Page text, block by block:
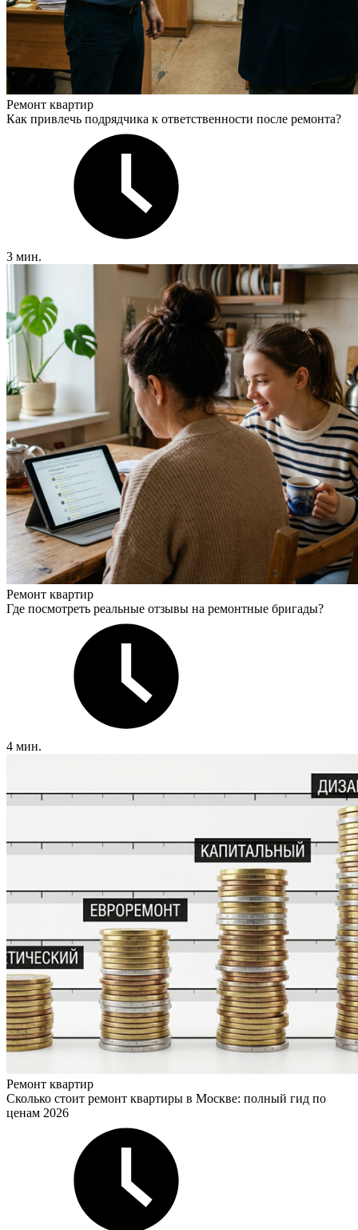
Ремонт квартир
Как привлечь подрядчика к ответственности после ремонта?
3 мин.
Ремонт квартир
Где посмотреть реальные отзывы на ремонтные бригады?
4 мин.
Ремонт квартир
Сколько стоит ремонт квартиры в Москве: полный гид по
ценам 2026